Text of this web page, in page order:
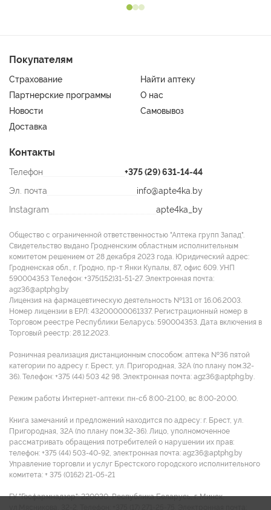
Покупателям
Страхование
Найти аптеку
Партнерские программы
О нас
Новости
Самовывоз
Доставка
Контакты
Телефон
+375 (29) 631-14-44
Эл. почта
info@apte4ka.by
Instagram
apte4ka_by
Общество с ограниченной ответственностью "Аптека групп Запад".
Свидетельство выдано Гродненским областным исполнительным
комитетом решением от 28 декабря 2023 года. Юридический адрес:
Гродненская обл., г. Гродно, пр-т Янки Купалы, 87, офис 609. УНП
590004353 Tелефон: +375(152)31-51-27. Электронная почта:
agz36@aptphg.by
Лицензия на фармацевтическую деятельность №131 от 16.06.2003.
Номер лицензии в ЕРЛ: 43200000061337. Регистрационный номер в
Торговом реестре Республики Беларусь: 590004353. Дата включения в
Торговый реестр: 28.12.2023.
Розничная реализация дистанционным способом: аптека №36 пятой
категории по адресу г. Брест, ул. Пригородная, 32А (по плану пом.32-
36). Телефон: +375 (44) 503 42 98. Электронная почта: agz36@aptphg.by.
Режим работы Интернет-аптеки: пн-сб 8:00-21:00, вс 8:00-20:00.
Книга замечаний и предложений находится по адресу: г. Брест, ул.
Пригородная, 32А (по плану пом.32-36). Лицо, уполномоченное
рассматривать обращения потребителей о нарушении их прав:
телефон: +375 (44) 503-40-92, электронная почта: agz36@aptphg.by
Управление торговли и услуг Брестского городского исполнительного
комитета: + 375 (0162) 21-05-21
ГУ "Госфармнадзор": 220030, Республика Беларусь, г. Минск,